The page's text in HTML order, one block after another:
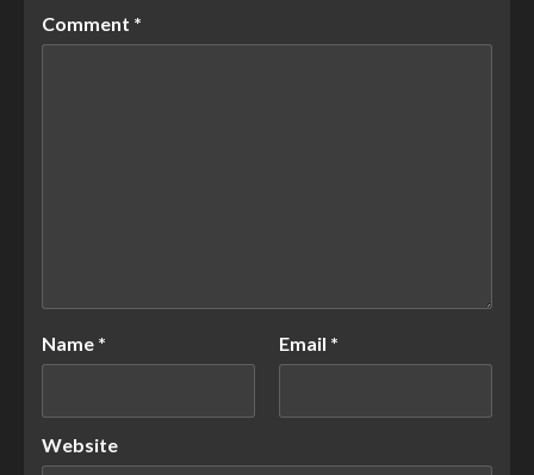
Comment *
Name * Email *
Website